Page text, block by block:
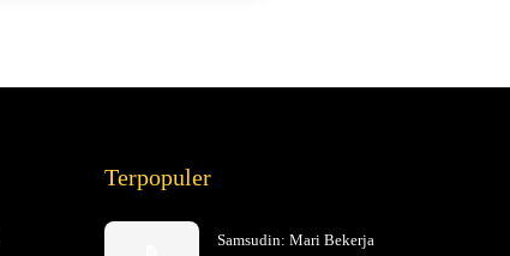
Terpopuler
Samsudin: Mari Bekerja